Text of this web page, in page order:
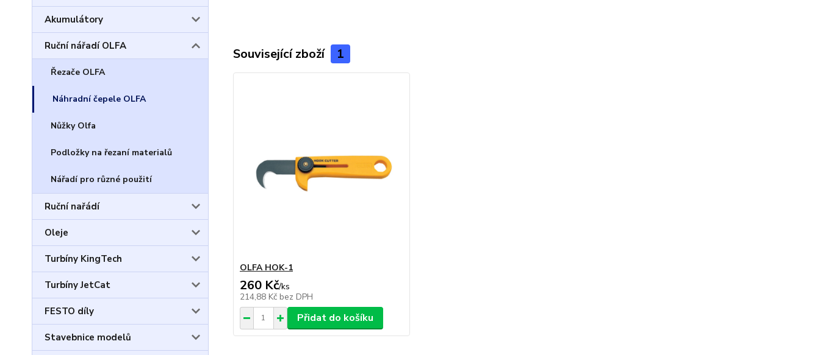
Akumulátory
Ruční nářadí OLFA
Řezače OLFA
Náhradní čepele OLFA
Nůžky Olfa
Podložky na řezaní materialů
Nářadí pro různé použití
Ruční nařádí
Oleje
Turbíny KingTech
Turbíny JetCat
FESTO díly
Stavebnice modelů
Související zboží 1
OLFA HOK-1
260 Kč/ks
214,88 Kč bez DPH
Přidat do košíku